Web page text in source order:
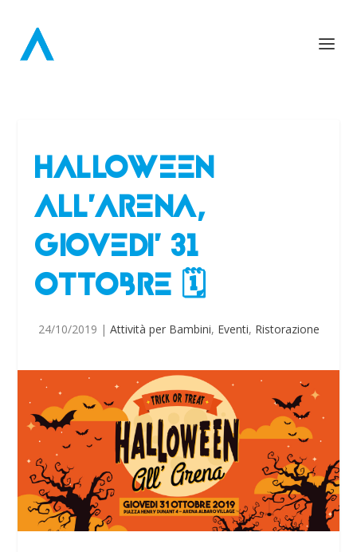
HALLOWEEN
ALL’ARENA,
GIOVEDI’ 31
OTTOBRE 🗓
24/10/2019 | Attività per Bambini, Eventi, Ristorazione